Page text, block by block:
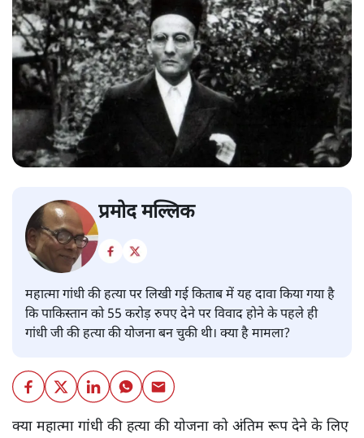
प्रमोद मल्लिक
महात्मा गांधी की हत्या पर लिखी गई किताब में यह दावा किया गया है
कि पाकिस्तान को 55 करोड़ रुपए देने पर विवाद होने के पहले ही
गांधी जी की हत्या की योजना बन चुकी थी। क्या है मामला?
क्या महात्मा गांधी की हत्या की योजना को अंतिम रूप देने के लिए